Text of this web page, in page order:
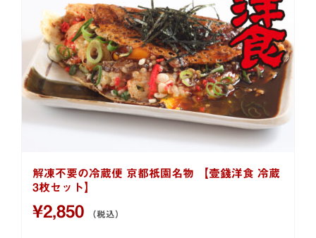
解凍不要の冷蔵便 京都祇園名物 【壹錢洋食 冷蔵
3枚セット】
¥2,850 （税込）